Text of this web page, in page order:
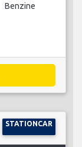
Benzine
STATIONCAR